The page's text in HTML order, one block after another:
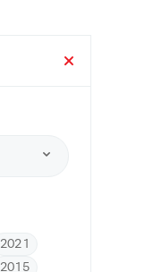
2021
2015